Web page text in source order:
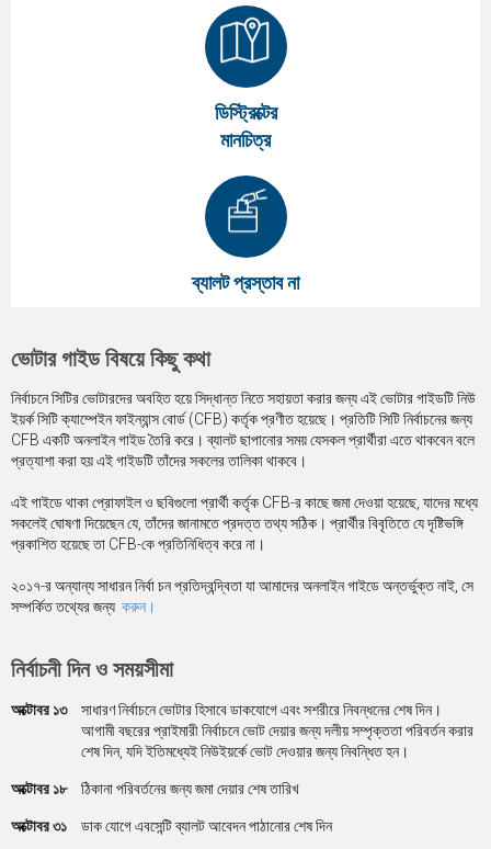
ডিস্ট্রিক্টের
মানচিত্র
ব্যালট প্রস্তাব না
ভোটার গাইড বিষয়ে কিছু কথা
নির্বাচনে সিটির ভোটারদের অবহিত হয়ে সিদ্ধান্ত নিতে সহায়তা করার জন্য এই ভোটার গাইডটি নিউ
ইয়র্ক সিটি ক্যাম্পেইন ফাইন্যান্স বোর্ড (CFB) কর্তৃক প্রণীত হয়েছে। প্রতিটি সিটি নির্বাচনের জন্য
CFB একটি অনলাইন গাইড তৈরি করে। ব্যালট ছাপানোর সময় যেসকল প্রার্থীরা এতে থাকবেন বলে
প্রত্যাশা করা হয় এই গাইডটি তাঁদের সকলের তালিকা থাকবে।
এই গাইডে থাকা প্রোফাইল ও ছবিগুলো প্রার্থী কর্তৃক CFB-র কাছে জমা দেওয়া হয়েছে, যাদের মধ্যে
সকলেই ঘোষণা দিয়েছেন যে, তাঁদের জানামতে প্রদত্ত তথ্য সঠিক। প্রার্থীর বিবৃতিতে যে দৃষ্টিভঙ্গি
প্রকাশিত হয়েছে তা CFB-কে প্রতিনিধিত্ব করে না।
২০১৭-র অন্যান্য সাধারন নির্বা চন প্রতিদ্বন্দ্বিতা যা আমাদের অনলাইন গাইডে অন্তর্ভুক্ত নাই, সে
সম্পর্কিত তথ্যের জন্য করুন।
নির্বাচনী দিন ও সময়সীমা
অক্টোবর ১৩
সাধারণ নির্বাচনে ভোটার হিসাবে ডাকযোগে এবং সশরীরে নিবন্ধনের শেষ দিন।
আগামী বছরের প্রাইমারী নির্বাচনে ভোট দেয়ার জন্য দলীয় সম্পৃক্ততা পরিবর্তন করার
শেষ দিন, যদি ইতিমধ্যেই নিউইয়র্কে ভোট দেওয়ার জন্য নিবন্ধিত হন।
অক্টোবর ১৮ ঠিকানা পরিবর্তনের জন্য জমা দেয়ার শেষ তারিখ
অক্টোবর ৩১ ডাক যোগে এবসেন্টি ব্যালট আবেদন পাঠানোর শেষ দিন